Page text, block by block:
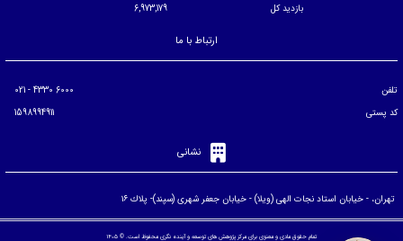
بازدید کل
6,973,179
ارتباط با ما
تلفن
کد پستی
نشانی
تهران، - خيابان استاد نجات الهی (ويلا) - خيابان جعفر شهری (سپند)- پلاك ۱۶
تمام حقوق مادی و معنوی برای مرکز پژوهش های توسعه و آینده نگری محفوظ است. © ۱۴۰۵